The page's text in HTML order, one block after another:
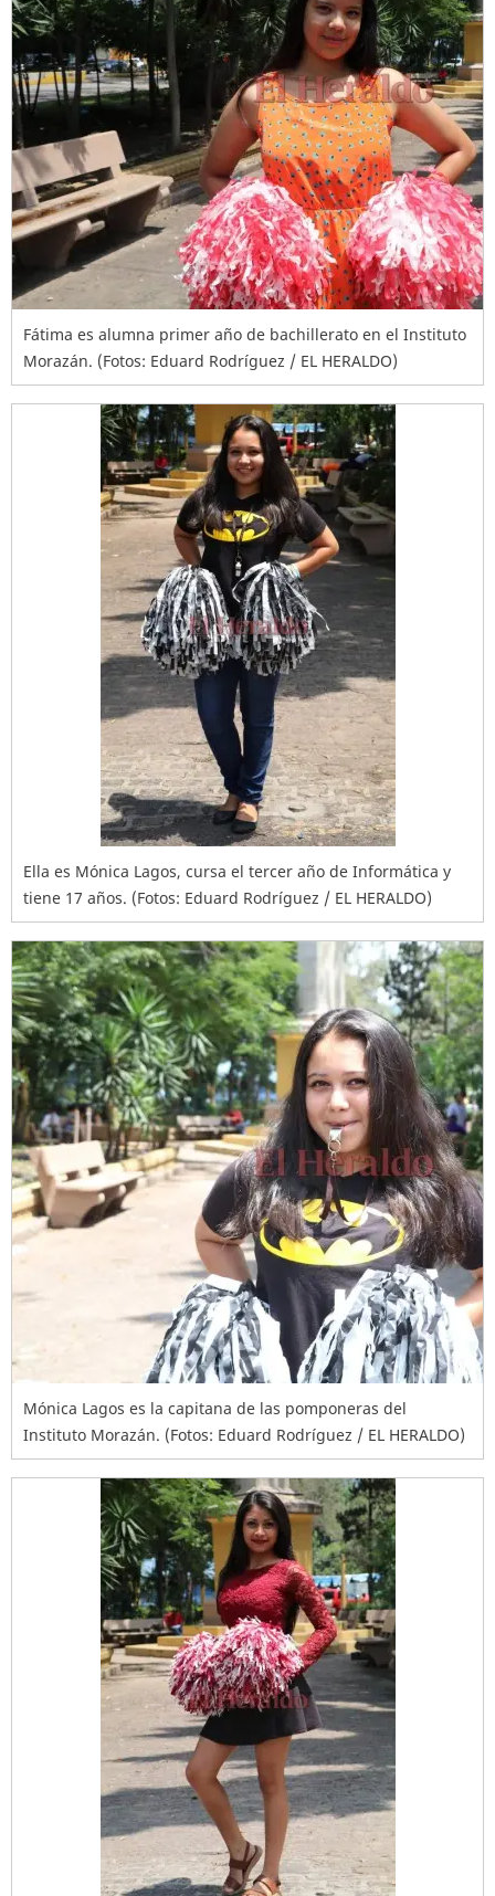
Fátima es alumna primer año de bachillerato en el Instituto
Morazán. (Fotos: Eduard Rodríguez / EL HERALDO)
Ella es Mónica Lagos, cursa el tercer año de Informática y
tiene 17 años. (Fotos: Eduard Rodríguez / EL HERALDO)
Mónica Lagos es la capitana de las pomponeras del
Instituto Morazán. (Fotos: Eduard Rodríguez / EL HERALDO)